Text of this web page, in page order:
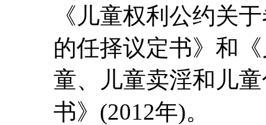
《儿童权利公约关
的任择议定书》和
童、儿童卖淫和儿
书》(2012年)。